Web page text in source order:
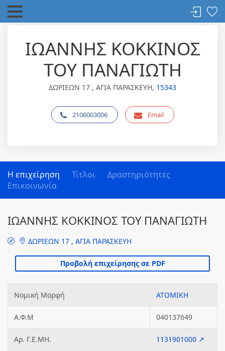
ΙΩΑΝΝΗΣ ΚΟΚΚΙΝΟΣ
ΤΟΥ ΠΑΝΑΓΙΩΤΗ
ΔΩΡΙΕΩΝ 17 , ΑΓΙΑ ΠΑΡΑΣΚΕΥΗ, 15343
2106003006 Email
Η επιχείρηση Τίτλοι
Δραστηριότητες
Επικοινωνία
ΙΩΑΝΝΗΣ ΚΟΚΚΙΝΟΣ ΤΟΥ ΠΑΝΑΓΙΩΤΗ
ΔΩΡΙΕΩΝ 17 , ΑΓΙΑ ΠΑΡΑΣΚΕΥΗ
Νομική Μορφή ΑΤΟΜΙΚΗ
Α.Φ.Μ 040137649
Αρ. Γ.Ε.ΜΗ. 1131901000 ↗